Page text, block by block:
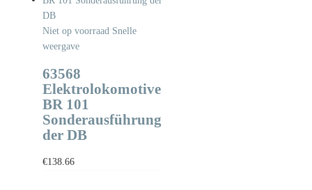
Niet op voorraad Snelle
weergave
63568
Elektrolokomotive
BR 101
Sonderausführung
der DB
€138.66